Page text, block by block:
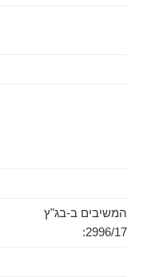
המשיבים ב-בג"ץ
2996/17: